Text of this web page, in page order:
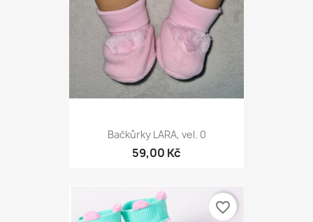
Bačkůrky LARA, vel. 0
59,00 Kč
favorite_border